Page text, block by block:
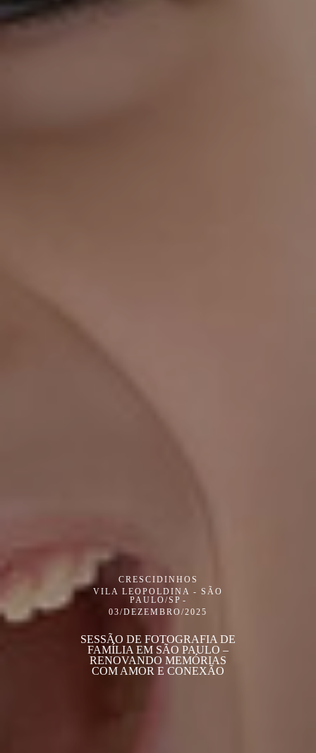
CRESCIDINHOS
VILA LEOPOLDINA - SÃO
PAULO/SP
03/DEZEMBRO/2025
SESSÃO DE FOTOGRAFIA DE
FAMÍLIA EM SÃO PAULO –
RENOVANDO MEMÓRIAS
COM AMOR E CONEXÃO